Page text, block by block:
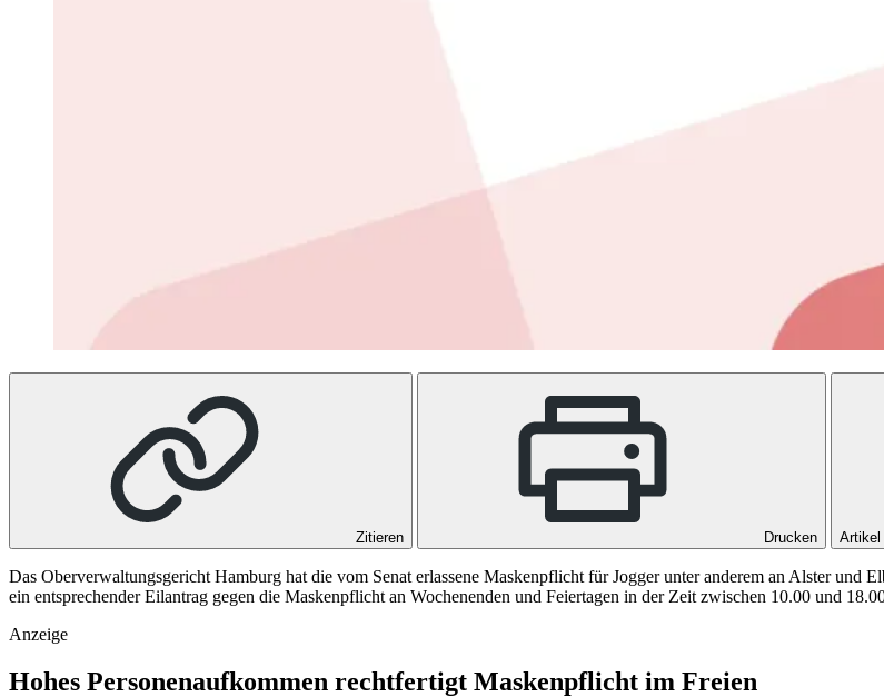
Zitieren Drucken Artikel
Das Oberverwaltungsgericht Hamburg hat die vom Senat erlassene Maskenpflicht für Jogger unter anderem an Alster und
ein entsprechender Eilantrag gegen die Maskenpflicht an Wochenenden und Feiertagen in der Zeit zwischen 10.00 und
Anzeige
Hohes Personenaufkommen rechtfertigt Maskenpflicht im Freien